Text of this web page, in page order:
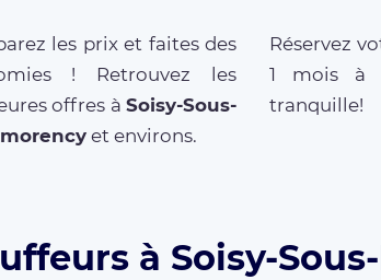
les prix et faites des
! Retrouvez les
offres à Soisy-Sous-
et environs.
Réservez
1 mois à
tranquille!
à Soisy-